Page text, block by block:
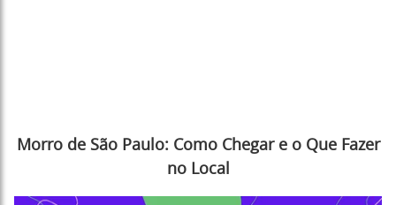
Morro de São Paulo: Como Chegar e o Que Fazer
no Local